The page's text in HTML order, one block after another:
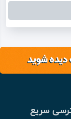
سریع